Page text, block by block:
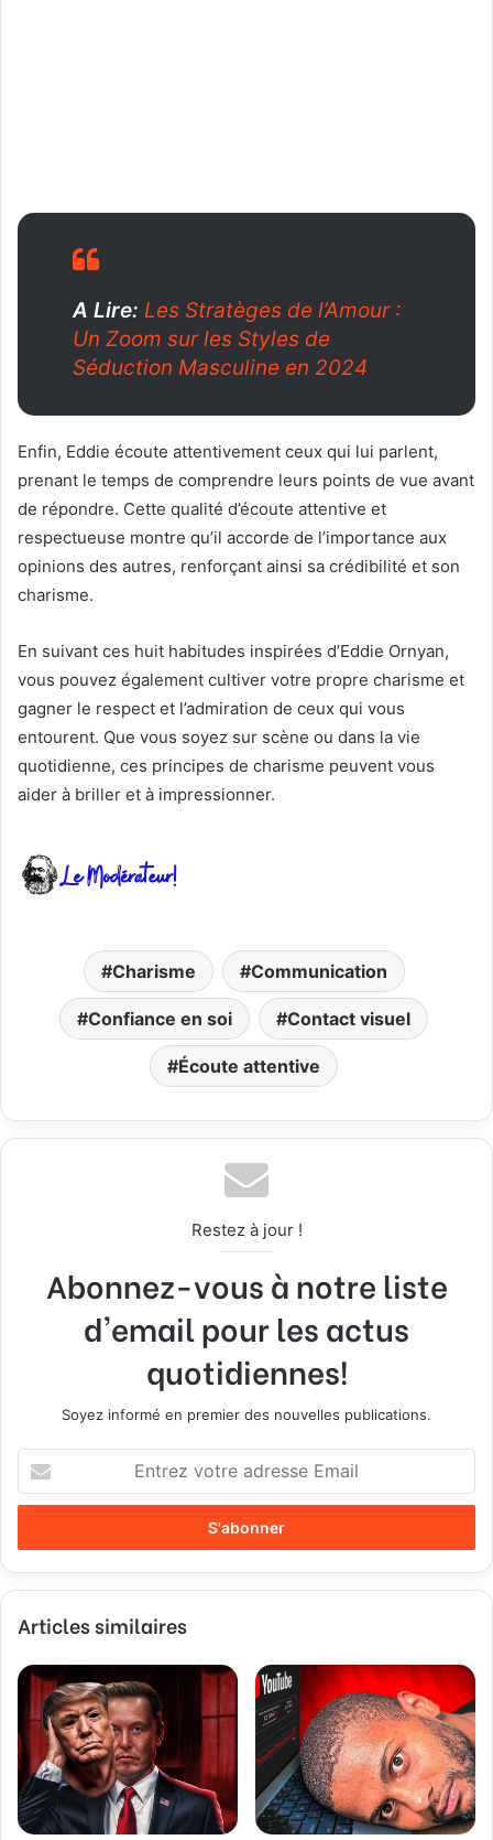
A Lire: Les Stratèges de l’Amour :
Un Zoom sur les Styles de
Séduction Masculine en 2024
Enfin, Eddie écoute attentivement ceux qui lui parlent,
prenant le temps de comprendre leurs points de vue avant
de répondre. Cette qualité d’écoute attentive et
respectueuse montre qu’il accorde de l’importance aux
opinions des autres, renforçant ainsi sa crédibilité et son
charisme.
En suivant ces huit habitudes inspirées d’Eddie Ornyan,
vous pouvez également cultiver votre propre charisme et
gagner le respect et l’admiration de ceux qui vous
entourent. Que vous soyez sur scène ou dans la vie
quotidienne, ces principes de charisme peuvent vous
aider à briller et à impressionner.
Charisme Communication
Confiance en soi Contact visuel
Écoute attentive
Restez à jour !
Abonnez-vous à notre liste
d'email pour les actus
quotidiennes!
Soyez informé en premier des nouvelles publications.
t
e
z
o
r
a
d
r
e
s
s
Articles similaires